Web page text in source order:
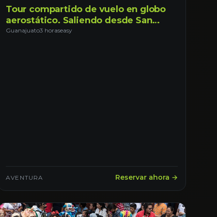
Tour compartido de vuelo en globo
aerostático. Saliendo desde San
Miguel de Allende, Guanajuato.
Guanajuato3 horaseasy
AVENTURA Reservar ahora →